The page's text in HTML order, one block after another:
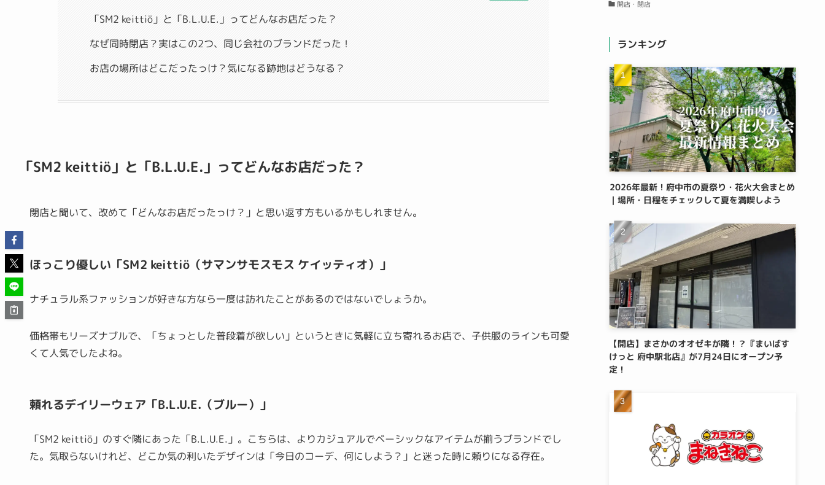
「SM2 keittiö」と「B.L.U.E.」ってどんなお店だった？
なぜ同時閉店？実はこの2つ、同じ会社のブランドだった！
お店の場所はどこだったっけ？気になる跡地はどうなる？
「SM2 keittiö」と「B.L.U.E.」ってどんなお店だった？
閉店と聞いて、改めて「どんなお店だったっけ？」と思い返す方もいるかもしれません。
ほっこり優しい「SM2 keittiö（サマンサモスモス ケイッティオ）」
ナチュラル系ファッションが好きな方なら一度は訪れたことがあるのではないでしょうか。
価格帯もリーズナブルで、「ちょっとした普段着が欲しい」というときに気軽に立ち寄れるお店で、子供服のラインも可愛
くて人気でしたよね。
頼れるデイリーウェア「B.L.U.E.（ブルー）」
「SM2 keittiö」のすぐ隣にあった「B.L.U.E.」。こちらは、よりカジュアルでベーシックなアイテムが揃うブランドでし
た。気取らないけれど、どこか気の利いたデザインは「今日のコーデ、何にしよう？」と迷った時に頼りになる存在。
開店・閉店
ランキング
2026年最新！府中市の夏祭り・花火大会まとめ
｜場所・日程をチェックして夏を満喫しよう
【開店】まさかのオオゼキが隣！？『まいばす
けっと 府中駅北店』が7月24日にオープン予
定！